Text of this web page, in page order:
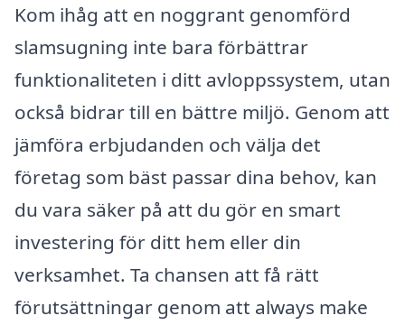
Kom ihåg att en noggrant genomförd
slamsugning inte bara förbättrar
funktionaliteten i ditt avloppssystem, utan
också bidrar till en bättre miljö. Genom att
jämföra erbjudanden och välja det
företag som bäst passar dina behov, kan
du vara säker på att du gör en smart
investering för ditt hem eller din
verksamhet. Ta chansen att få rätt
förutsättningar genom att always make